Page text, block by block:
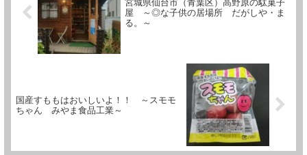
宮城県仙台市（青葉区）高野原の駄菓子
屋 ～◎な子供の居場所 だがしや・ま
る。～
国産すももはおいしいよ！！ ～スモモ
ちゃん みやま食品工業～